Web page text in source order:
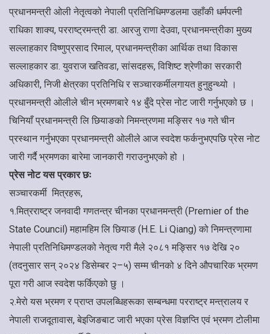
प्रधानमन्त्री ओली नेतृत्वको नेपाली प्रतिनिधिमण्डलमा उहाँकी धर्मपत्नी
राधिका शाक्य, परराष्ट्रमन्त्री डा. आरजु राणा देउवा, प्रधानमन्त्रीका मुख्य
सल्लाहकार विष्णुप्रसाद रिमाल, प्रधानमन्त्रीका आर्थिक तथा विकास
सल्लाहकार डा. युवराज खतिवडा, सांसदहरू, विशिष्ट श्रेणीका सरकारी
अधिकारी, निजी क्षेत्रका प्रतिनिधि र सञ्चारकर्मीलगायत हुनुहुन्थ्यो ।
प्रधानमन्त्री ओलीले चीन भ्रमणबारे १४ बुँदे प्रेस नोट जारी गर्नुभएको छ ।
चिनियाँ प्रधानमन्त्री लि छियाङको निमन्त्रणमा मङ्सिर १७ गते चीन
प्रस्थान गर्नुभएका प्रधानमन्त्री ओलीले आज स्वदेश फर्कनुभएपछि प्रेस नोट
जारी गर्दै भ्रमणका बारेमा जानकारी गराउनुभएको हो ।
प्रेस नोट यस प्रकार छः
सञ्चारकर्मी मित्रहरू,
१.मित्रराष्ट्र जनवादी गणतन्त्र चीनका प्रधानमन्त्री (Premier of the
State Council) महामहिम लि छियाङ (H.E. Li Qiang) को निमन्त्रणामा
नेपाली प्रतिनिधिमण्डलको नेतृत्व गरी मैले २०८१ मङ्सिर १७ देखि २०
(तदनुसार सन् २०२४ डिसेम्बर २–५) सम्म चीनको ४ दिने औपचारिक भ्रमण
पूरा गरी आज स्वदेश फर्किएको छु ।
२.मेरो यस भ्रमण र प्राप्त उपलब्धिहरूका सम्बन्धमा परराष्ट्र मन्त्रालय र
नेपाली राजदूतावास, बेइजिङबाट जारी भएका प्रेस विज्ञप्ति एवं भ्रमण टोलीमा